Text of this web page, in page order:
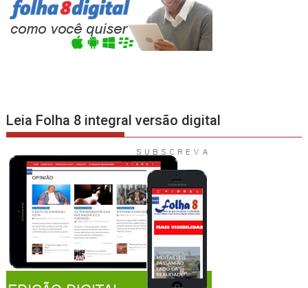
Leia Folha 8 integral versão digital